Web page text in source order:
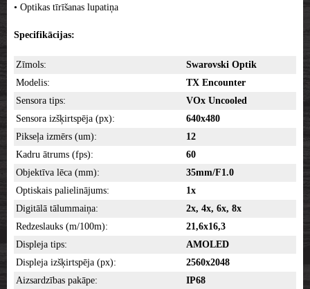
• Optikas tīrīšanas lupatiņa
Specifikācijas:
Zīmols:
Swarovski Optik
Modelis:
TX Encounter
Sensora tips:
VOx Uncooled
Sensora izšķirtspēja (px):
640x480
Pikseļa izmērs (um):
12
Kadru ātrums (fps):
60
Objektīva lēca (mm):
35mm/F1.0
Optiskais palielinājums:
1x
Digitālā tālummaiņa:
2x, 4x, 6x, 8x
Redzeslauks (m/100m):
21,6x16,3
Displeja tips:
AMOLED
Displeja izšķirtspēja (px):
2560x2048
Aizsardzības pakāpe:
IP68